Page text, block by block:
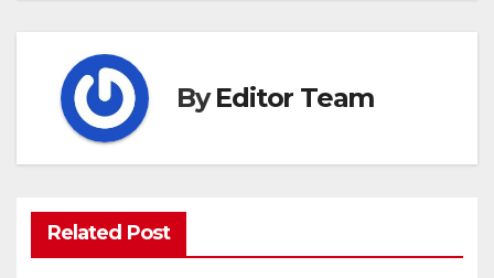
ByEditor Team
Related Post